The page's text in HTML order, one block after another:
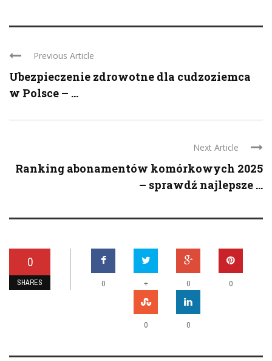
Previous Article
Ubezpieczenie zdrowotne dla cudzoziemca
w Polsce – ...
Next Article
Ranking abonamentów komórkowych 2025
– sprawdź najlepsze ...
0
SHARES 0 + 0 0
0 0